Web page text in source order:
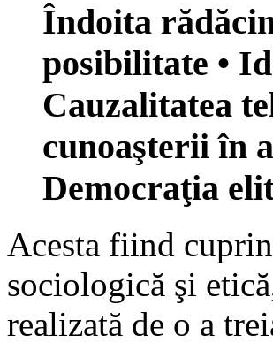
Îndoita
posibilitate •
Cauzalitatea
cunoaşterii în
Democraţia
Acesta fiind
sociologică şi
realizată de o a